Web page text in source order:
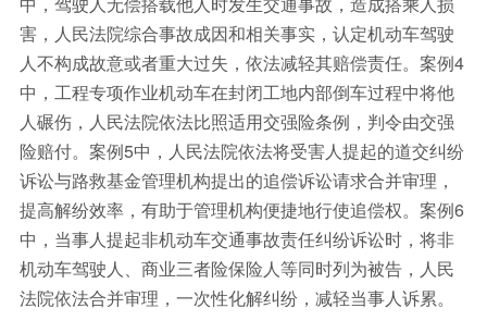
害，人民法院综合事故成因和相关事实，认定机动车驾驶
人不构成故意或者重大过失，依法减轻其赔偿责任。案例4
中，工程专项作业机动车在封闭工地内部倒车过程中将他
人碾伤，人民法院依法比照适用交强险条例，判令由交强
险赔付。案例5中，人民法院依法将受害人提起的道交纠纷
诉讼与路救基金管理机构提出的追偿诉讼请求合并审理，
提高解纷效率，有助于管理机构便捷地行使追偿权。案例6
中，当事人提起非机动车交通事故责任纠纷诉讼时，将非
机动车驾驶人、商业三者险保险人等同时列为被告，人民
法院依法合并审理，一次性化解纠纷，减轻当事人诉累。